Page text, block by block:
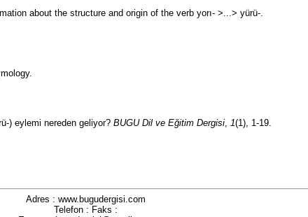
about the structure and origin of the verb yorı- >...> yürü-.
) eylemi nereden geliyor? BUGU Dil ve Eğitim Dergisi 1(1), 1-19.
Adres : www.bugudergisi.com
Telefon : Faks :